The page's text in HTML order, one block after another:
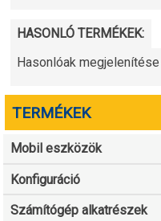
HASONLÓ TERMÉKEK:
Hasonlóak megjelenítése
TERMÉKEK
Mobil eszközök
Konfiguráció
Számítógép alkatrészek